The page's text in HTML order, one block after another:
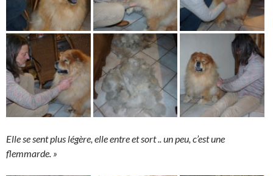
Elle se sent plus légère, elle entre et sort .. un peu, c’est une
flemmarde. »